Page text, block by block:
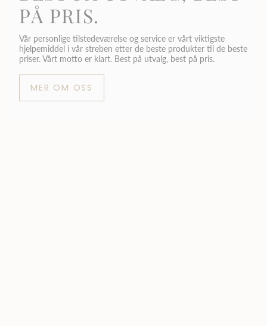
PÅ PRIS.
Vår personlige tilstedeværelse og service er vårt viktigste
hjelpemiddel i vår streben etter de beste produkter til de beste
priser. Vårt motto er klart. Best på utvalg, best på pris.
MER OM OSS